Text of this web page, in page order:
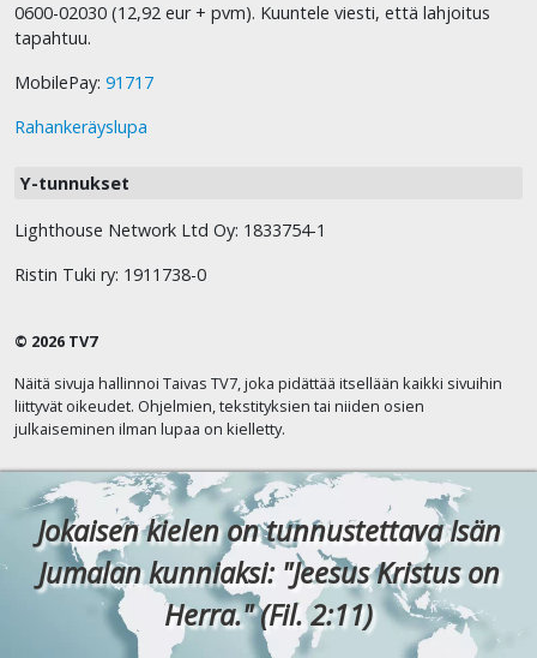
0600-02030 (12,92 eur + pvm). Kuuntele viesti, että lahjoitus
tapahtuu.
MobilePay: 91717
Rahankeräyslupa
Y-tunnukset
Lighthouse Network Ltd Oy: 1833754-1
Ristin Tuki ry: 1911738-0
© 2026 TV7
Näitä sivuja hallinnoi Taivas TV7, joka pidättää itsellään kaikki sivuihin
liittyvät oikeudet. Ohjelmien, tekstityksien tai niiden osien
julkaiseminen ilman lupaa on kielletty.
Jokaisen kielen on tunnustettava Isän
Jumalan kunniaksi: "Jeesus Kristus on
Herra." (Fil. 2:11)